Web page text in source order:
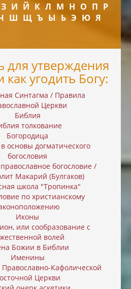
З И Й К Л М Н О П Р
Ш Щ Ъ Ы Ь Э Ю Я
для утверждения
угодить Богу:
Синтагма / Правила
Церкви
Библия
толкование
Богородица
основы догматического
богословия
богословие /
Макарий (Булгаков)
школа "Тропинка"
по христианскому
Иконы
или cообразование с
волей
Божии в Библии
Именины
Кафолической
Церкви